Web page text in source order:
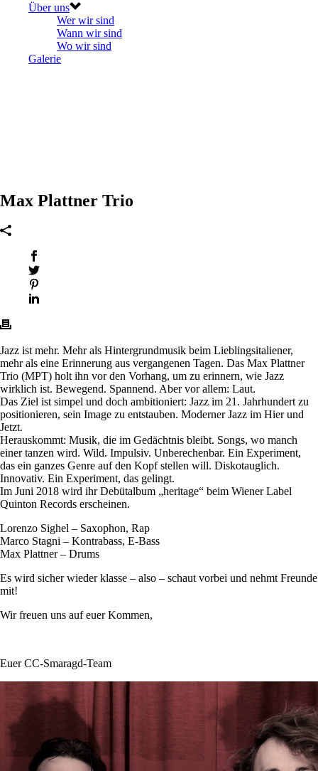
Über uns
Wer wir sind
Wann wir sind
Wo wir sind
Galerie
Max Plattner Trio
Jazz ist mehr. Mehr als Hintergrundmusik beim Lieblingsitaliener,
mehr als eine Erinnerung aus vergangenen Tagen. Das Max Plattner
Trio (MPT) holt ihn vor den Vorhang, um zu erinnern, wie Jazz
wirklich ist. Bewegend. Spannend. Aber vor allem: Laut.
Das Ziel ist simpel und doch ambitioniert: Jazz im 21. Jahrhundert zu
positionieren, sein Image zu entstauben. Moderner Jazz im Hier und
Jetzt.
Herauskommt: Musik, die im Gedächtnis bleibt. Songs, wo manch
einer tanzen wird. Wild. Impulsiv. Unberechenbar. Ein Experiment,
das ein ganzes Genre auf den Kopf stellen will. Diskotauglich.
Innovativ. Ein Experiment, das gelingt.
Im Juni 2018 wird ihr Debütalbum „heritage“ beim Wiener Label
Quinton Records erscheinen.
Lorenzo Sighel – Saxophon, Rap
Marco Stagni – Kontrabass, E-Bass
Max Plattner – Drums
Es wird sicher wieder klasse – also – schaut vorbei und nehmt Freunde
mit!
Wir freuen uns auf euer Kommen,
Euer CC-Smaragd-Team